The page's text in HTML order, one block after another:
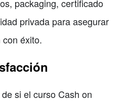
packaging, certificado
privada para asegurar
éxito.
si el curso Cash on